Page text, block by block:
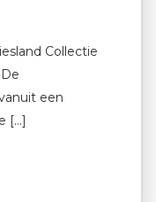
Collectie
een
[…]